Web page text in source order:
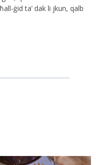
ġid ta’ dak li jkun, qalb